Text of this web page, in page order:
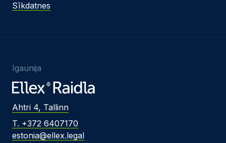
Sīkdatnes
Igaunija
Ahtri 4, Tallinn
T. +372 6407170
estonia@ellex.legal